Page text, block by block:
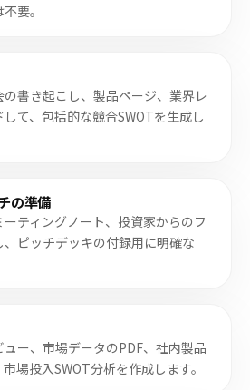
要。
書き起こし、製品ページ、業界レ
て、包括的な競合SWOTを生成し
の準備
ティングノート、投資家からのフ
ピッチデッキの付録用に明確な
ー、市場データのPDF、社内製品
場投入SWOT分析を作成します。